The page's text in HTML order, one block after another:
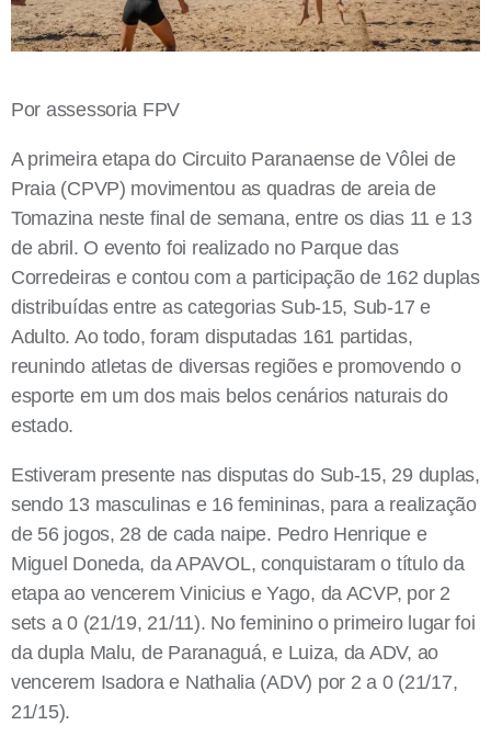
Por assessoria FPV
A primeira etapa do Circuito Paranaense de Vôlei de
Praia (CPVP) movimentou as quadras de areia de
Tomazina neste final de semana, entre os dias 11 e 13
de abril. O evento foi realizado no Parque das
Corredeiras e contou com a participação de 162 duplas
distribuídas entre as categorias Sub-15, Sub-17 e
Adulto. Ao todo, foram disputadas 161 partidas,
reunindo atletas de diversas regiões e promovendo o
esporte em um dos mais belos cenários naturais do
estado.
Estiveram presente nas disputas do Sub-15, 29 duplas,
sendo 13 masculinas e 16 femininas, para a realização
de 56 jogos, 28 de cada naipe. Pedro Henrique e
Miguel Doneda, da APAVOL, conquistaram o título da
etapa ao vencerem Vinicius e Yago, da ACVP, por 2
sets a 0 (21/19, 21/11). No feminino o primeiro lugar foi
da dupla Malu, de Paranaguá, e Luiza, da ADV, ao
vencerem Isadora e Nathalia (ADV) por 2 a 0 (21/17,
21/15).